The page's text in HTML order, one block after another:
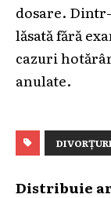
dosare.
lăsată fără
cazuri
anulate.
DIVORȚURI
Distribuie